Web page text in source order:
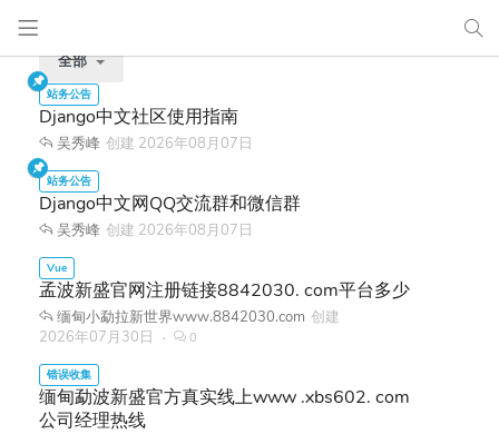
全部
Django中文社区使用指南
吴秀峰 创建 2026年08月07日
Django中文网QQ交流群和微信群
吴秀峰 创建 2026年08月07日
孟波新盛官网注册链接8842030. com平台多少
缅甸小勐拉新世界www.8842030.com 创建
2026年07月30日
0
缅甸勐波新盛官方真实线上www .xbs602. com
公司经理热线